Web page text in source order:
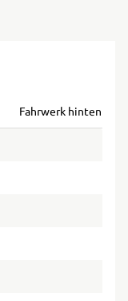
Fahrwerk hinten